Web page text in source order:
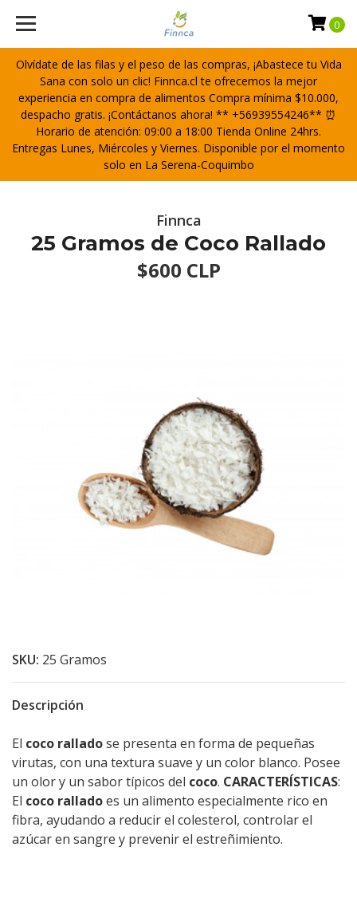
Olvídate de las filas y el peso de las compras, ¡Abastece tu Vida
Sana con solo un clic! Finnca.cl te ofrecemos la mejor
experiencia en compra de alimentos Compra mínima $10.000,
despacho gratis. ¡Contáctanos ahora! ** +56939554246** ⏰
Horario de atención: 09:00 a 18:00 Tienda Online 24hrs.
Entregas Lunes, Miércoles y Viernes. Disponible por el momento
solo en La Serena-Coquimbo
0
Finnca
25 Gramos de Coco Rallado
$600 CLP
SKU: 25 Gramos
Descripción
El coco ralladose presenta en forma de pequeñas
virutas, con una textura suave y un color blanco. Posee
un olor y un sabor típicos del coco. CARACTERÍSTICAS:
El coco ralladoes un alimento especialmente rico en
fibra, ayudando a reducir el colesterol, controlar el
azúcar en sangre y prevenir el estreñimiento.